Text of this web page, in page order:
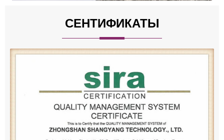
СЕНТИФИКАТЫ